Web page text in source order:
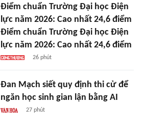
Điểm chuẩn Trường Đại học Điện
lực năm 2026: Cao nhất 24,6 điểm
Điểm chuẩn Trường Đại học Điện
lực năm 2026: Cao nhất 24,6 điểm
26 phút
Đan Mạch siết quy định thi cử để
ngăn học sinh gian lận bằng AI
27 phút